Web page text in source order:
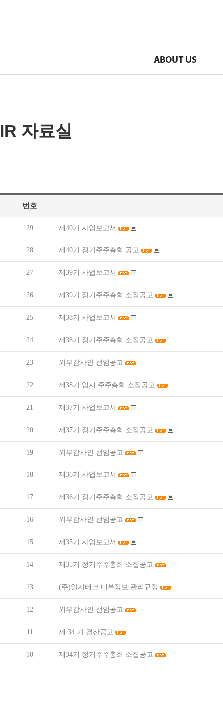
IR 자료실
번호
29 제40기 사업보고서
28 제40기 정기주주총회 공고
27 제39기 사업보고서
26 제39기 정기주주총회 소집공고
25 제38기 사업보고서
24 제38기 정기주주총회 소집공고
23 외부감사인 선임공고
22 제38기 임시 주주총회 소집공고
21 제37기 사업보고서
20 제37기 정기주주총회 소집공고
19 외부감사인 선임공고
18 제36기 사업보고서
17 제36기 정기주주총회 소집공고
16 외부감사인 선임공고
15 제35기 사업보고서
14 제35기 정기주주총회 소집공고
13 (주)일지테크 내부정보 관리규정
12 외부감사인 선임공고
11 제 34 기 결산공고
10 제34기 정기주주총회 소집공고